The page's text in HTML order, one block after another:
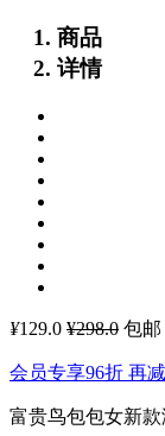
商品
详情
¥129.0 ¥298.0 包邮
会员专享96折 再减
富贵鸟包包女新